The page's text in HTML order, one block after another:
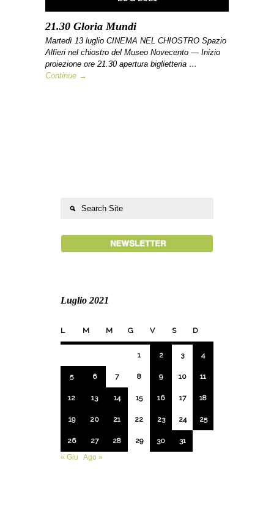
21.30 Gloria Mundi
Martedì 13 luglio CINEMA NEL CHIOSTRO Spazio
Alfieri nel chiostro del Museo Novecento — Inizio
proiezione ore 21.30 apertura biglietteria …
Continue →
Luglio 2021
L M M G V S D
1 2 3 4
5 6 7 8 9 10 11
12 13 14 15 16 17 18
19 20 21 22 23 24 25
26 27 28 29 30
31
« Giu
Ago »